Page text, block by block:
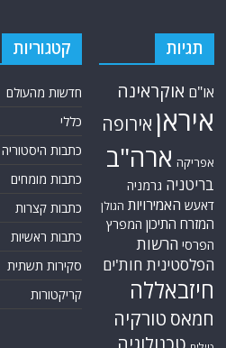
תגיות
או"ם אוקראינה
איראן אירופה
אפריקה ארה"ב
בריטניה גרמניה
דאעש האמירויות הגולן
המזרח התיכון המפרץ
הפרסי הרשות
הפלסטינית חות'ים
חיזבאללה
חמאס טורקיה
קטגוריות
חדשות מהעולם
כללי
כתבות היסטוריה
כתבות מומחים
כתבות קצרות
כתבות ראשיות
סקירות תשתית
קריקטורות